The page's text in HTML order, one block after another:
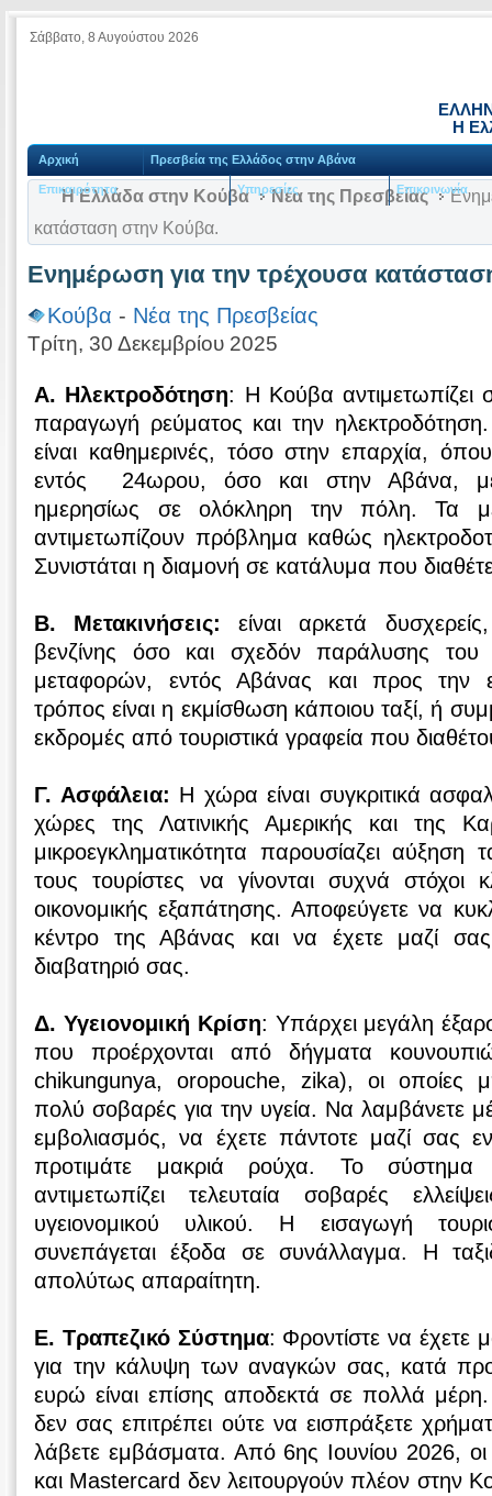
Σάββατο, 8 Αυγούστου 2026
Η
Αρχική Πρεσβεία της Ελλάδος στην Αβάνα
Επικαιρότητα Υπηρεσίες Επικοινωνία
Η Ελλάδα στην Κούβα Νέα της Πρεσβείας
κατάσταση στην Κούβα.
Ενημέρωση για την τρέχουσα
Κούβα - Νέα της Πρεσβείας
Τρίτη, 30 Δεκεμβρίου 2025
Α. Ηλεκτροδότηση: H Koύβα αντιμετωπίζει
παραγωγή ρεύματος και την
είναι καθημερινές, τόσο στην επαρχία,
εντός 24ωρου, όσο και στην Αβάνα,
ημερησίως σε ολόκληρη την πόλη. Τα
αντιμετωπίζουν πρόβλημα καθώς
Συνιστάται η διαμονή σε κατάλυμα που
Β. Μετακινήσεις:
είναι αρκετά
βενζίνης όσο και σχεδόν παράλυσης του
μεταφορών, εντός Αβάνας και προς την
τρόπος είναι η εκμίσθωση κάποιου ταξί, ή
εκδρομές από τουριστικά γραφεία που
Γ. Ασφάλεια: Η χώρα είναι συγκριτικά
χώρες της Λατινικής Αμερικής και της
μικροεγκληματικότητα παρουσίαζει αύξηση
τους τουρίστες να γίνονται συχνά στόχοι
οικονομικής εξαπάτησης. Αποφεύγετε να
κέντρο της Αβάνας και να έχετε μαζί
διαβατηριό σας.
Δ. Υγειονομική Κρίση: Υπάρχει μεγάλη
που προέρχονται από δήγματα
chikungunya, oropouche, zika), οι οποίες
πολύ σοβαρές για την υγεία. Να λαμβάνετε
εμβολιασμός, να έχετε πάντοτε μαζί σας
προτιμάτε μακριά ρούχα. Το σύστημα
αντιμετωπίζει τελευταία σοβαρές
υγειονομικού υλικού. Η εισαγωγή
συνεπάγεται έξοδα σε συνάλλαγμα. Η
απολύτως απαραίτητη.
Ε. Τραπεζικό Σύστημα: Φροντίστε να έχετε
για την κάλυψη των αναγκών σας, κατά
ευρώ είναι επίσης αποδεκτά σε πολλά
δεν σας επιτρέπει ούτε να εισπράξετε
λάβετε εμβάσματα. Από 6ης Ιουνίου 2026, οι
και Mastercard δεν λειτουργούν πλέον στην